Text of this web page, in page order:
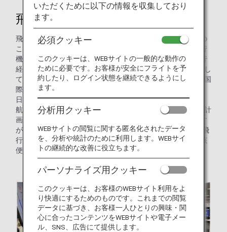
飛行経路とは？
飛行経路（ルート）とは、出発地から到着地までの空の道の
ことで、飛行経路に沿って運航乗務員（パイロット）が飛行
機を運航します。飛行経路は各航空会社で定めており、飛行
経路の本数は路線により異なりますが、1本のフライトに対し
てANA国内線の飛行経路は基本1つの経路のみ存在し、ANA国
際線の長距離路線の飛行経路は約10本から15本存在します。
日々運航管理者（ディスパッチャー）が、各国の気象状況、
航空情報を考慮して、最適な1本の飛行経路を選択し、飛行計
画（フライトプラン）を作成します。路線により異なります
が、出発時刻約1時間40分から1時間前に運航乗務員がその飛
行計画をオフィスで確認し、ブリーフィングをしてから当該
便に向かいます。
いただくために以下の情報を収集しており
ます。
必須クッキー
このクッキーは、WEBサイトの一般的な動作の
ために必要です。お客様が安全にフライトを予
約したり、ログイン状態を継続できるようにし
ます。
分析用クッキー
WEBサイトの閲覧に関する匿名化されたデータ
を、分析や統計のために利用します。WEBサイ
トの継続的な改善に役立ちます。
パーソナライズ用クッキー
このクッキーは、お客様のWEBサイト利用をよ
り快適にするためのものです。これまでの閲覧
データに基づき、お客様一人ひとりの興味・関
心に合ったコンテンツをWEBサイトや電子メー
ル、SNS、広告にて提供します。